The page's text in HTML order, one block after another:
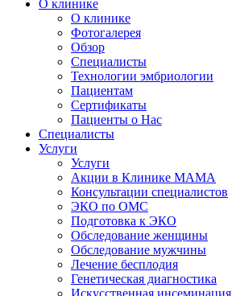
О клинике
О клинике
Фотогалерея
Обзор
Специалисты
Технологии эмбриологии
Пациентам
Сертификаты
Пациенты о Нас
Специалисты
Услуги
Услуги
Акции в Клинике МАМА
Консультации специалистов
ЭКО по ОМС
Подготовка к ЭКО
Обследование женщины
Обследование мужчины
Лечение бесплодия
Генетическая диагностика
Искусственная инсеминация